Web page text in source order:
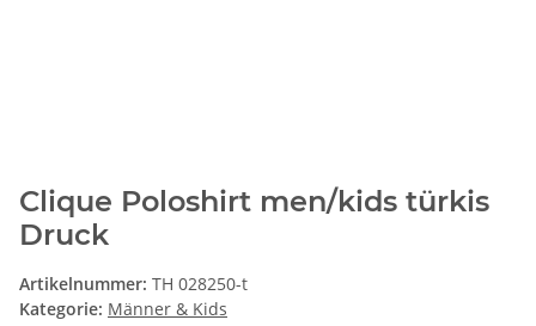
Clique Poloshirt men/kids türkis
Druck
Artikelnummer: TH 028250-t
Kategorie: Männer & Kids